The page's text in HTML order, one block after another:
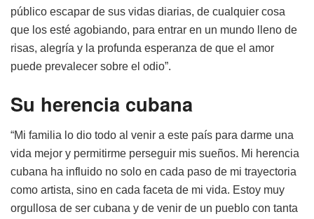
público escapar de sus vidas diarias, de cualquier cosa
que los esté agobiando, para entrar en un mundo lleno de
risas, alegría y la profunda esperanza de que el amor
puede prevalecer sobre el odio”.
Su herencia cubana
“Mi familia lo dio todo al venir a este país para darme una
vida mejor y permitirme perseguir mis sueños. Mi herencia
cubana ha influido no solo en cada paso de mi trayectoria
como artista, sino en cada faceta de mi vida. Estoy muy
orgullosa de ser cubana y de venir de un pueblo con tanta